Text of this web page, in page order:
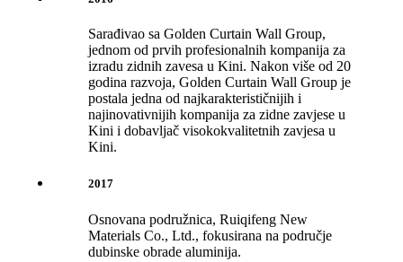
Sarađivao sa Golden Curtain Wall Group,
jednom od prvih profesionalnih kompanija za
izradu zidnih zavesa u Kini. Nakon više od 20
godina razvoja, Golden Curtain Wall Group je
postala jedna od najkarakterističnijih i
najinovativnijih kompanija za zidne zavjese u
Kini i dobavljač visokokvalitetnih zavjesa u
Kini.
2017
Osnovana podružnica, Ruiqifeng New
Materials Co., Ltd., fokusirana na područje
dubinske obrade aluminija.